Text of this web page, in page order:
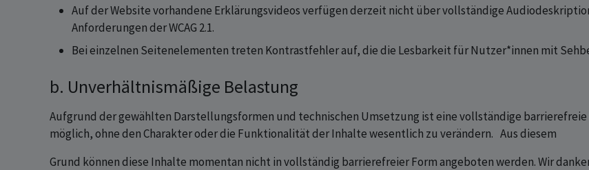
Auf der Website vorhandene Erklärungsvideos verfügen derzeit nicht über vollständige
Anforderungen der WCAG 2.1.
Bei einzelnen Seitenelementen treten Kontrastfehler auf, die die Lesbarkeit für Nutzer*innen mit
b. Unverhältnismäßige Belastung
Aufgrund der gewählten Darstellungsformen und technischen Umsetzung ist eine vollständige
möglich, ohne den Charakter oder die Funktionalität der Inhalte wesentlich zu verändern. Aus diesem
Grund können diese Inhalte momentan nicht in vollständig barrierefreier Form angeboten werden. Wir